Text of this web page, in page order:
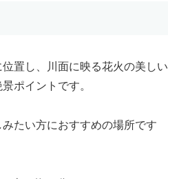
置し、川面に映る花火の美しい
ポイントです。
たい方におすすめの場所です